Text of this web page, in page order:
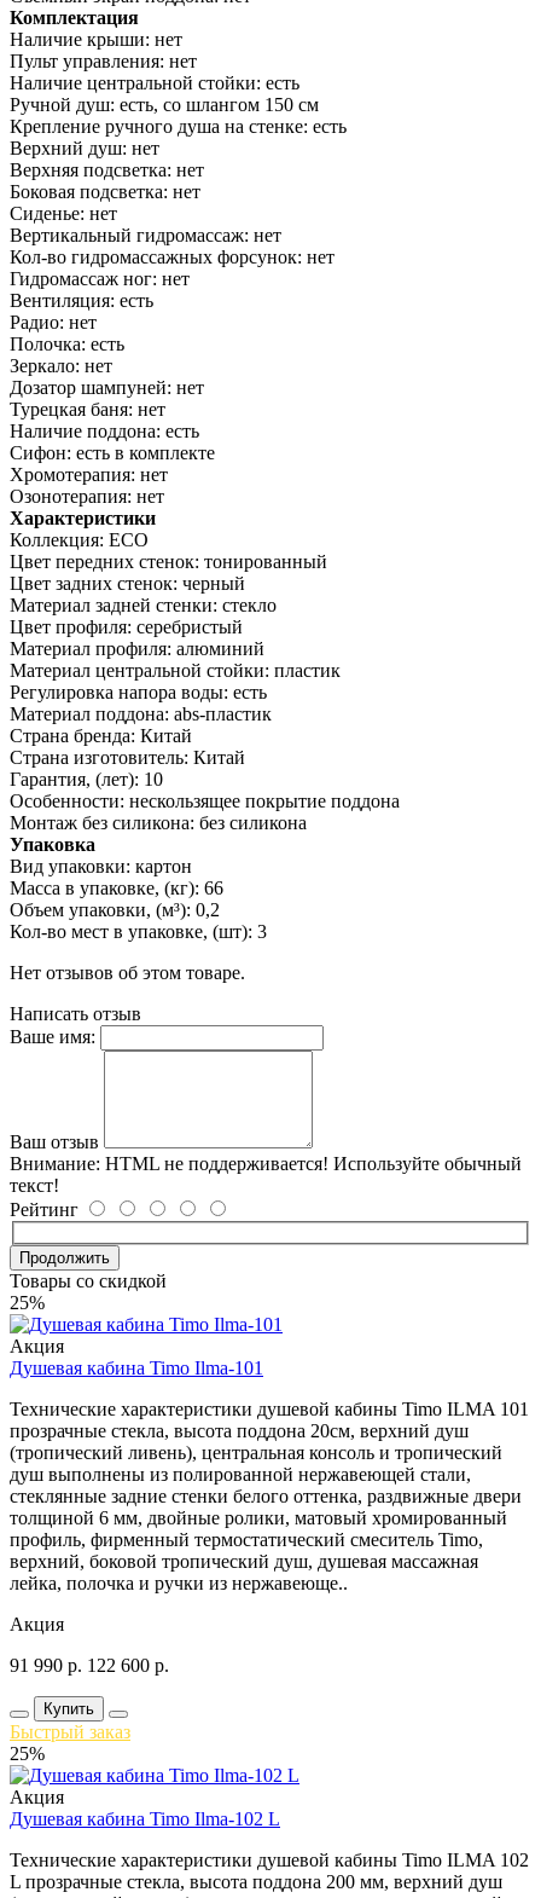
Комплектация
Наличие крыши: нет
Пульт управления: нет
Наличие центральной стойки: есть
Ручной душ: есть, со шлангом 150 см
Крепление ручного душа на стенке: есть
Верхний душ: нет
Верхняя подсветка: нет
Боковая подсветка: нет
Сиденье: нет
Вертикальный гидромассаж: нет
Кол-во гидромассажных форсунок: нет
Гидромассаж ног: нет
Вентиляция: есть
Радио: нет
Полочка: есть
Зеркало: нет
Дозатор шампуней: нет
Турецкая баня: нет
Наличие поддона: есть
Сифон: есть в комплекте
Хромотерапия: нет
Озонотерапия: нет
Характеристики
Коллекция: ECO
Цвет передних стенок: тонированный
Цвет задних стенок: черный
Материал задней стенки: стекло
Цвет профиля: серебристый
Материал профиля: алюминий
Материал центральной стойки: пластик
Регулировка напора воды: есть
Материал поддона: abs-пластик
Страна бренда: Китай
Страна изготовитель: Китай
Гарантия, (лет): 10
Особенности: нескользящее покрытие поддона
Монтаж без силикона: без силикона
Упаковка
Вид упаковки: картон
Масса в упаковке, (кг): 66
Объем упаковки, (м³): 0,2
Кол-во мест в упаковке, (шт): 3
Нет отзывов об этом товаре.
Написать отзыв
Ваше имя:
Ваш отзыв
Внимание: HTML не поддерживается! Используйте обычный
текст!
Рейтинг
Продолжить
Товары со скидкой
25%
Акция
Душевая кабина Timo Ilma-101
Технические характеристики душевой кабины Timo ILMA 101
прозрачные стекла, высота поддона 20см, верхний душ
(тропический ливень), центральная консоль и тропический
душ выполнены из полированной нержавеющей стали,
стеклянные задние стенки белого оттенка, раздвижные двери
толщиной 6 мм, двойные ролики, матовый хромированный
профиль, фирменный термостатический смеситель Timo,
верхний, боковой тропический душ, душевая массажная
лейка, полочка и ручки из нержавеюще..
Акция
91 990 р. 122 600 р.
Купить
Быстрый заказ
25%
Акция
Душевая кабина Timo Ilma-102 L
Технические характеристики душевой кабины Timo ILMA 102
L прозрачные стекла, высота поддона 200 мм, верхний душ